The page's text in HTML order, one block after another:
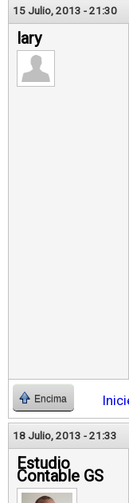
15 Julio, 2013 - 21:30
lary
Encima
18 Julio, 2013 - 21:33
Estudio
Contable GS